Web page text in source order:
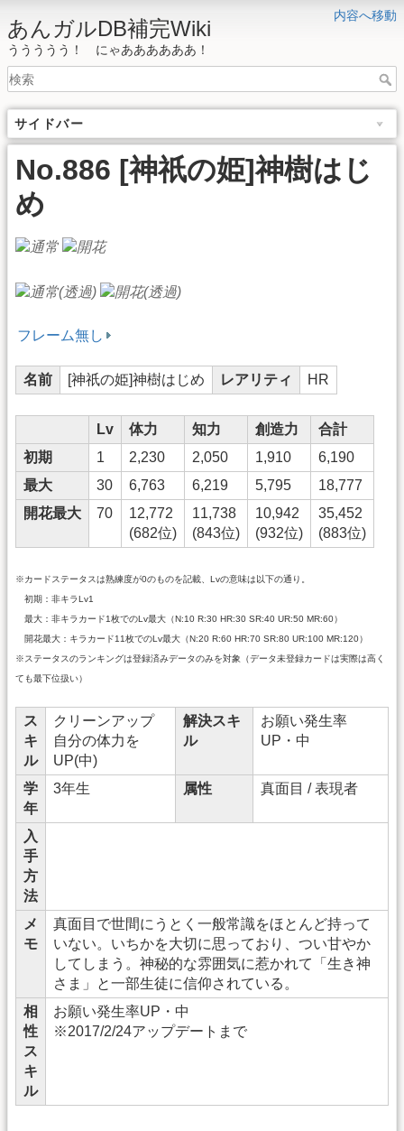
内容へ移動
あんガルDB補完Wiki
ううううう！ にゃああああああ！
サイドバー
No.886 [神祇の姫]神樹はじ
め
フレーム無し
名前 [神祇の姫]神樹はじめ レアリティ HR
Lv 体力 知力 創造力
合計
初期
1 2,230 2,050 1,910
6,190
最大
30 6,763 6,219 5,795
18,777
開花最大
70
12,772
(682位)
11,738
(843位)
10,942
(932位)
35,452
(883位)
※カードステータスは熟練度が0のものを記載、Lvの意味は以下の通り。
初期：非キラLv1
最大：非キラカード1枚でのLv最大（N:10 R:30 HR:30 SR:40 UR:50 MR:60）
開花最大：キラカード11枚でのLv最大（N:20 R:60 HR:70 SR:80 UR:100 MR:120）
※ステータスのランキングは登録済みデータのみを対象（データ未登録カードは実際は高く
ても最下位扱い）
ス
キ
ル
クリーンアップ
自分の体力を
UP(中)
解決スキ
ル
お願い発生率
UP・中
学
年
3年生 属性 真面目 / 表現者
入
手
方
法
メ
モ
真面目で世間にうとく一般常識をほとんど持って
いない。いちかを大切に思っており、つい甘やか
してしまう。神秘的な雰囲気に惹かれて「生き神
さま」と一部生徒に信仰されている。
相
性
ス
キ
ル
お願い発生率UP・中
※2017/2/24アップデートまで